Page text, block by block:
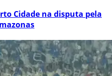
Cidade na disputa pela